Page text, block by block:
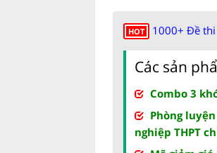
HOT 1000+ Đề
Các sản
Combo 3
Phòng
nghiệp THPT